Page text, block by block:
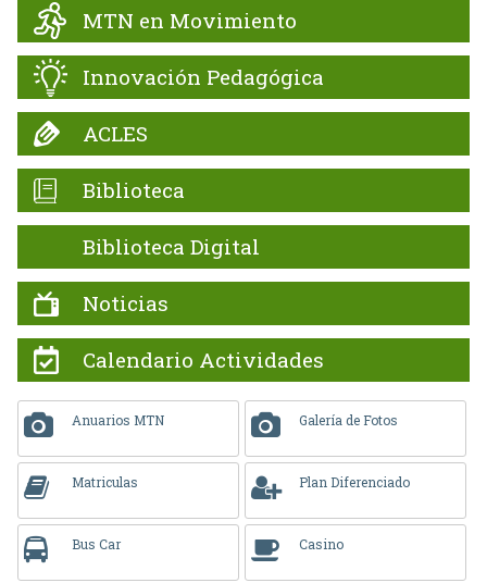
MTN en Movimiento
Innovación Pedagógica
ACLES
Biblioteca
Biblioteca Digital
Noticias
Calendario Actividades
Anuarios MTN Galería de Fotos
Matriculas Plan Diferenciado
Bus Car Casino